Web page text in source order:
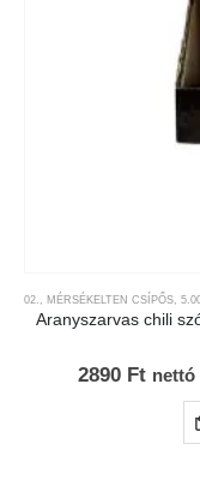
02., MÉRSÉKELTEN CSÍPŐS
Aranyszarvas chili
2890 Ft nettó